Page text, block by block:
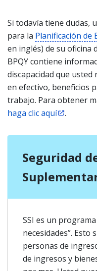
Si todavía tiene dudas,
para la Planificación de
en inglés) de su oficina
BPQY contiene
discapacidad que usted
en efectivo, beneficios
trabajo. Para obtener
haga clic aquí
.
Seguridad
SSI es un
necesidades”. Esto
personas de
de ingresos y